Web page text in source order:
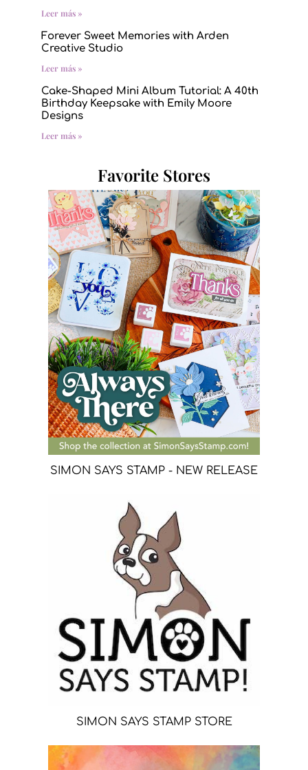
Leer más »
Forever Sweet Memories with Arden
Creative Studio
Leer más »
Cake-Shaped Mini Album Tutorial: A 40th
Birthday Keepsake with Emily Moore
Designs
Leer más »
Favorite Stores
SIMON SAYS STAMP - NEW RELEASE
SIMON SAYS STAMP STORE